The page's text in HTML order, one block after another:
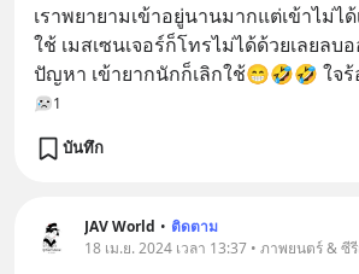
เราพยายามเข้าอยู่นานมากแต่เข้าไม่ไ
ใช้ เมสเซนเจอร์ก็โทรไม่ได้ด้วยเลยลบ
ปัญหา เข้ายากนักก็เลิกใช้😁🤣🤣 ใจ
1
บันทึก
JAV World • ติดตาม
18 เม.ย. 2024 เวลา 13:37 • ภาพยนตร์ & ซี